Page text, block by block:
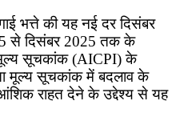
भत्ते की यह नई दर दिसंबर
से दिसंबर 2025 तक के
सूचकांक (AICPI) के
मूल्य सूचकांक में बदलाव के
राहत देने के उद्देश्य से यह